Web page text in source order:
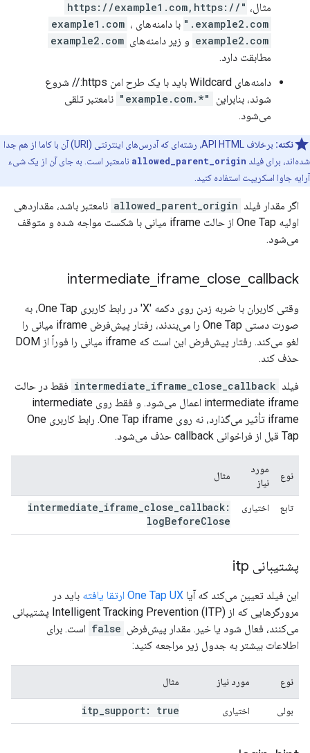
مثال،
"https://example1.com,https://
.example2.com"
با دامنه‌های example1.com ،
example2.com و زیر دامنه‌های example2.com
مطابقت دارد.
دامنه‌های Wildcard باید با یک طرح امن https:// شروع
شوند، بنابراین
"*.example.com"
نامعتبر تلقی
می‌شود.
نکته:
برخلاف API HTML، رشته‌ای که آدرس‌های اینترنتی (URI) آن با کاما از هم جدا
شده‌اند، برای فیلد allowed_parent_origin نامعتبر است. به جای آن از یک شیء
آرایه جاوا اسکریپت استفاده کنید.
اگر مقدار فیلد allowed_parent_origin نامعتبر باشد، مقداردهی
اولیه One Tap از حالت iframe میانی با شکست مواجه شده و متوقف
می‌شود.
intermediate iframe close callback
وقتی کاربران با ضربه زدن روی دکمه 'X' در رابط کاربری One Tap، به
صورت دستی One Tap را می‌بندند، رفتار پیش‌فرض iframe میانی را
لغو می‌کند. رفتار پیش‌فرض این است که iframe میانی را فوراً از DOM
حذف کند.
فیلد intermediate_iframe_close_callback فقط در حالت
intermediate iframe اعمال می‌شود. و فقط روی intermediate
iframe تأثیر می‌گذارد، نه روی One Tap iframe. رابط کاربری One
Tap قبل از فراخوانی callback حذف می‌شود.
نوع
مورد
نیاز
مثال
تابع اختیاری intermediate iframe close callback:
logBeforeClose
پشتیبانی itp
این فیلد تعیین می‌کند که آیا One Tap UX ارتقا یافته
باید در
مرورگرهایی که از Intelligent Tracking Prevention (ITP) پشتیبانی
می‌کنند، فعال شود یا خیر. مقدار پیش‌فرض false است. برای
اطلاعات بیشتر به جدول زیر مراجعه کنید:
نوع مورد نیاز مثال
بولی اختیاری itp support: true